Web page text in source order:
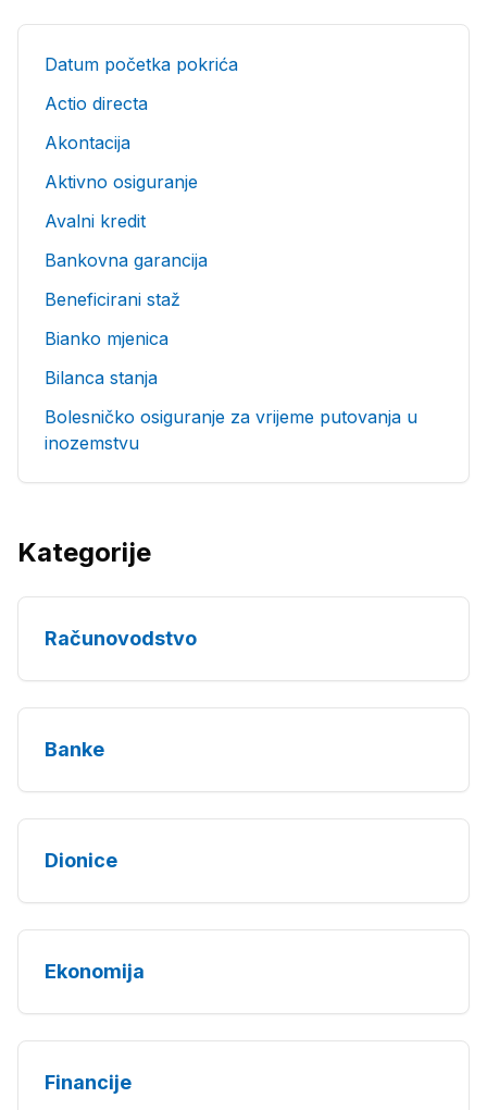
Datum početka pokrića
Actio directa
Akontacija
Aktivno osiguranje
Avalni kredit
Bankovna garancija
Beneficirani staž
Bianko mjenica
Bilanca stanja
Bolesničko osiguranje za vrijeme putovanja u
inozemstvu
Kategorije
Računovodstvo
Banke
Dionice
Ekonomija
Financije